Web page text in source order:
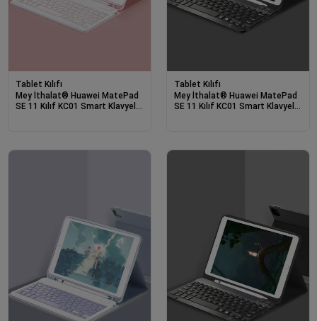
Tablet Kılıfı
Mey İthalat® Huawei MatePad
SE 11 Kılıf KC01 Smart Klavyeli
Tablet Kılıfı
Mey İthalat® Huawei MatePad
SE 11 Kılıf KC01 Smart Klavyeli